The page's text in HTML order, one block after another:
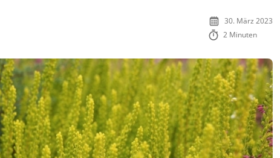
30. März 2023
2 Minuten